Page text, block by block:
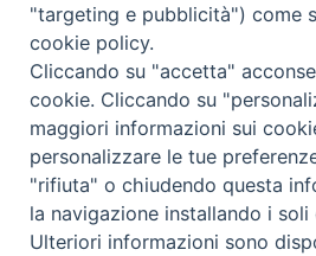
Famiglia Paolina
Preghiere
Bollettino
Foto
Video
I NOSTRI CONTATTI
Contatti
© 2026 FIGLIE DI SAN PAOLO
Roma -tel:(06) 661.30.39 - email:
"targeting e pubblicità") come
cookie policy.
Cliccando su "accetta"
cookie. Cliccando su
maggiori informazioni sui
personalizzare le tue
"rifiuta" o chiudendo questa
la navigazione installando i
Ulteriori informazioni sono